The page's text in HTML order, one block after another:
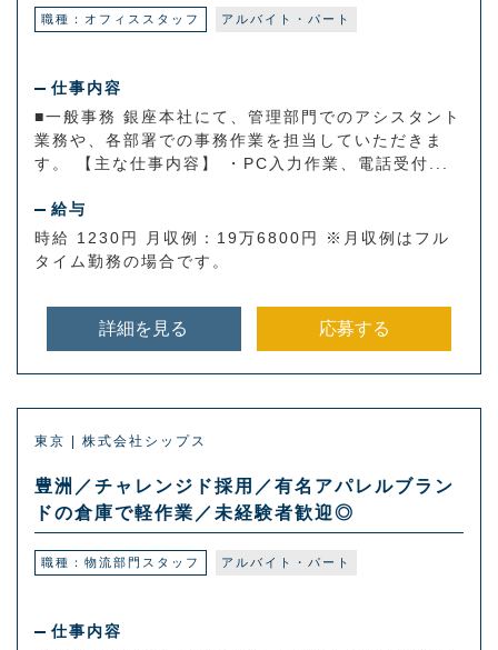
職種：オフィススタッフ アルバイト・パート
仕事内容
■一般事務 銀座本社にて、管理部門でのアシスタント
業務や、各部署での事務作業を担当していただきま
す。 【主な仕事内容】 ・PC入力作業、電話受付...
給与
時給 1230円 月収例：19万6800円 ※月収例はフル
タイム勤務の場合です。
詳細を見る 応募する
東京 | 株式会社シップス
豊洲／チャレンジド採用／有名アパレルブラン
ドの倉庫で軽作業／未経験者歓迎◎
職種：物流部門スタッフ アルバイト・パート
仕事内容